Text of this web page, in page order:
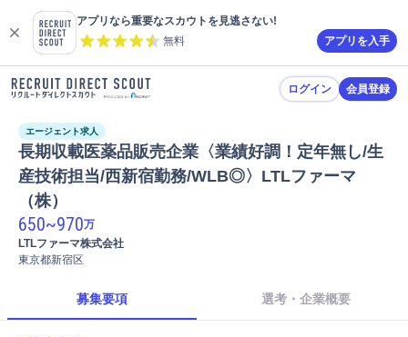
アプリなら重要なスカウトを見逃さない!
無料
アプリを入手
ログイン 会員登録
エージェント求人
長期収載医薬品販売企業〈業績好調！定年無し/生
産技術担当/西新宿勤務/WLB◎〉LTLファーマ
（株）
650~970万
LTLファーマ株式会社
東京都新宿区
募集要項 選考・企業概要